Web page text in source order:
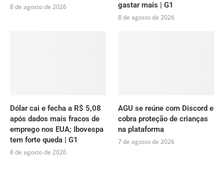
8 de agosto de 2026
gastar mais | G1
8 de agosto de 2026
Dólar cai e fecha a R$ 5,08
após dados mais fracos de
emprego nos EUA; Ibovespa
tem forte queda | G1
8 de agosto de 2026
AGU se reúne com Discord e
cobra proteção de crianças
na plataforma
7 de agosto de 2026